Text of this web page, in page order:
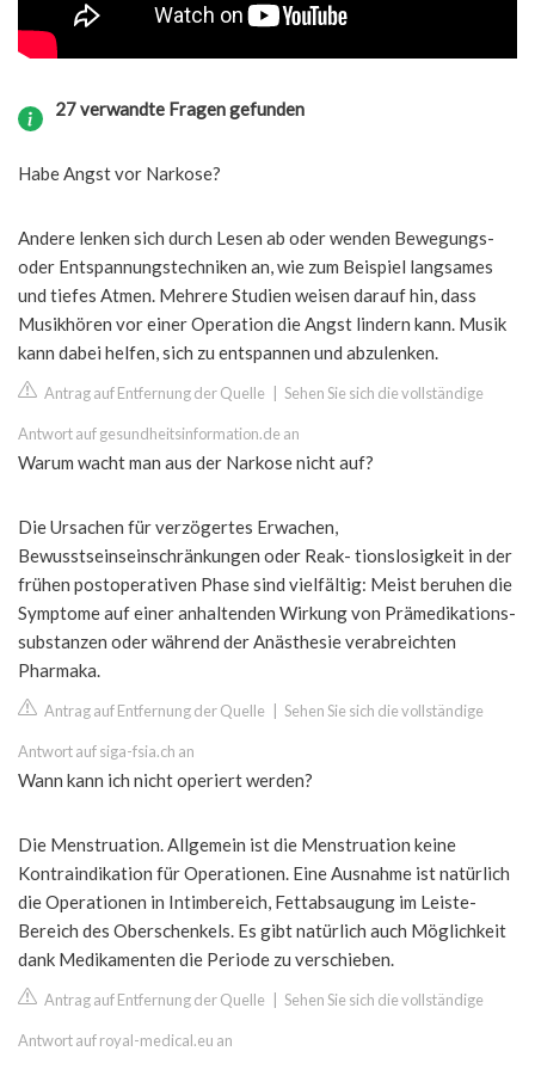
27 verwandte Fragen gefunden
Habe Angst vor Narkose?
Andere lenken sich durch Lesen ab oder wenden Bewegungs-
oder Entspannungstechniken an, wie zum Beispiel langsames
und tiefes Atmen. Mehrere Studien weisen darauf hin, dass
Musikhören vor einer Operation die Angst lindern kann. Musik
kann dabei helfen, sich zu entspannen und abzulenken.
Antrag auf Entfernung der Quelle Sehen Sie sich die vollständige
Antwort auf gesundheitsinformation.de an
Warum wacht man aus der Narkose nicht auf?
Die Ursachen für verzögertes Erwachen,
Bewusstseinseinschränkungen oder Reak- tionslosigkeit in der
frühen postoperativen Phase sind vielfältig: Meist beruhen die
Symptome auf einer anhaltenden Wirkung von Prämedikations-
substanzen oder während der Anästhesie verabreichten
Pharmaka.
Antrag auf Entfernung der Quelle Sehen Sie sich die vollständige
Antwort auf siga-fsia.ch an
Wann kann ich nicht operiert werden?
Die Menstruation. Allgemein ist die Menstruation keine
Kontraindikation für Operationen. Eine Ausnahme ist natürlich
die Operationen in Intimbereich, Fettabsaugung im Leiste-
Bereich des Oberschenkels. Es gibt natürlich auch Möglichkeit
dank Medikamenten die Periode zu verschieben.
Antrag auf Entfernung der Quelle Sehen Sie sich die vollständige
Antwort auf royal-medical.eu an